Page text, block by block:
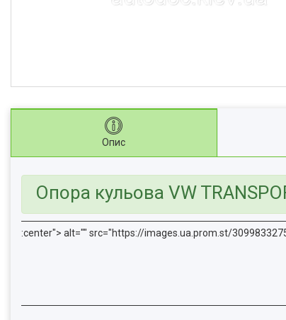
Опис
Опора кульова VW
:center"> alt="" src="https://images.ua.prom.st/